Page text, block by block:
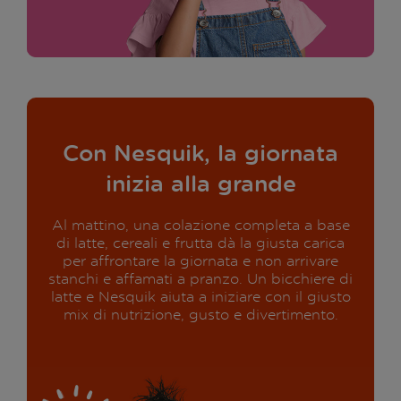
Con Nesquik, la giornata
inizia alla grande
Al mattino, una colazione completa a base
di latte, cereali e frutta dà la giusta carica
per affrontare la giornata e non arrivare
stanchi e affamati a pranzo. Un bicchiere di
latte e Nesquik aiuta a iniziare con il giusto
mix di nutrizione, gusto e divertimento.